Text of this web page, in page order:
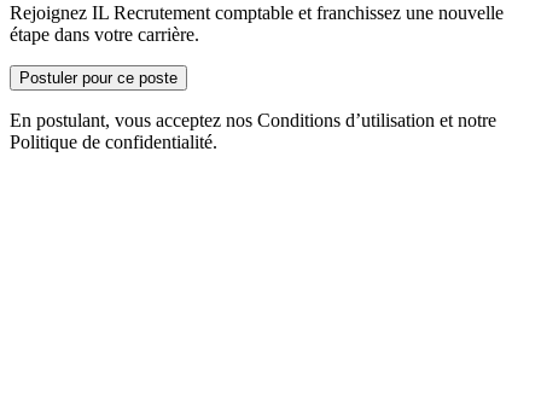
Rejoignez IL Recrutement comptable et franchissez une nouvelle
étape dans votre carrière.
Postuler pour ce poste
En postulant, vous acceptez nos Conditions d’utilisation et notre
Politique de confidentialité.